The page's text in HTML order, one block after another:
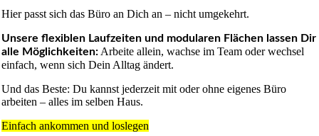
Hier passt sich das Büro an Dich an – nicht umgekehrt.
Unsere flexiblen Laufzeiten und modularen Flächen lassen Dir
alle Möglichkeiten:Arbeite allein, wachse im Team oder wechsel
einfach, wenn sich Dein Alltag ändert.
Und das Beste: Du kannst jederzeit mit oder ohne eigenes Büro
arbeiten – alles im selben Haus.
Einfach ankommen und loslegen